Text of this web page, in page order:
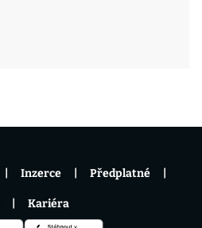
Inzerce Předplatné
Kariéra